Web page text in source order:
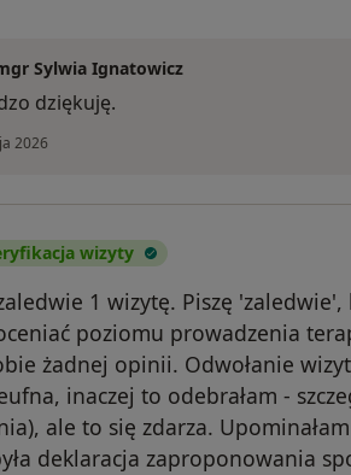
Sylwia Ignatowicz
dziękuję.
2026
wizyty
1 wizytę. Piszę
poziomu prowadzenia
żadnej opinii. Odwołanie
inaczej to odebrałam -
ale to się zdarza.
deklaracja zaproponowania